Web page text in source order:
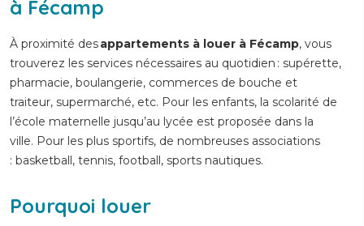
à Fécamp
À proximité desappartements à louer à Fécamp, vous
trouverez les services nécessaires au quotidien : supérette,
pharmacie, boulangerie, commerces de bouche et
traiteur, supermarché, etc. Pour les enfants, la scolarité de
l’école maternelle jusqu’au lycée est proposée dans la
ville. Pour les plus sportifs, de nombreuses associations
: basketball, tennis, football, sports nautiques.
Pourquoi louer